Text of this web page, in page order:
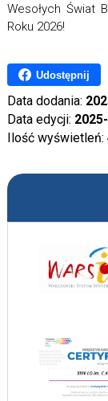
Wesołych Świat
Roku 2026!
Udostępnij
Data dodania:
Data edycji:
Ilość wyświetleń: